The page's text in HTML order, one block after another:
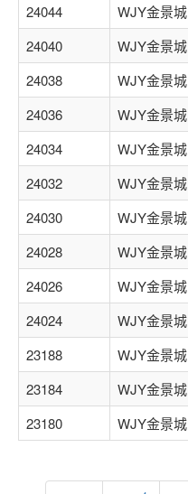
24044
WJY金景城
24040
WJY金景城
24038
WJY金景城
24036
WJY金景城
24034
WJY金景城
24032
WJY金景城
24030
WJY金景城
24028
WJY金景城
24026
WJY金景城
24024
WJY金景城
23188
WJY金景城
23184
WJY金景城
23180
WJY金景城